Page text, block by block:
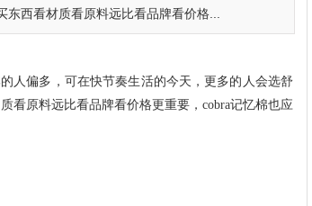
东西看材质看原料远比看品牌看价格...
人偏多，可在快节奏生活的今天，更多的人会选舒
看原料远比看品牌看价格更重要，cobra记忆棉也应